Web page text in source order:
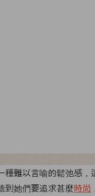
種難以言喻的鬆弛感
到她們要追求甚麼時尚